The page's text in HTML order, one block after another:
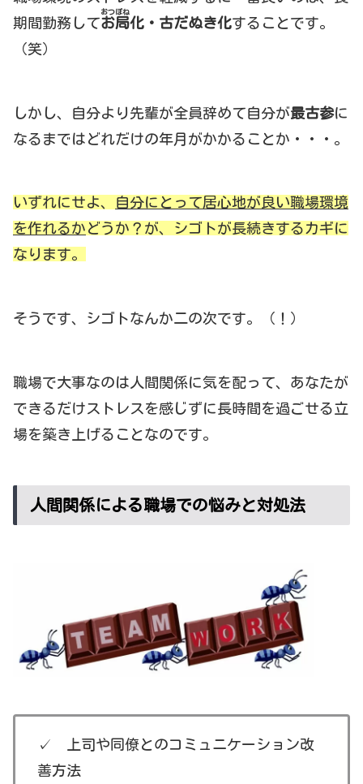
期間勤務してお局
おつぼね
化 ・古だぬき化することです。
（笑）
しかし、自分より先輩が全員辞めて自分が最古参に
なるまではどれだけの年月がかかることか・・・。
いずれにせよ、
自分にとって居心地が良い職場環境
を作れるか どうか？が、シゴトが長続きするカギに
なります。
そうです、シゴトなんか二の次です。（！）
職場で大事なのは人間関係に気を配って、あなたが
できるだけストレスを感じずに長時間を過ごせる立
場を築き上げることなのです。
人間関係による職場での悩みと対処法
✓ 上司や同僚とのコミュニケーション改
善方法